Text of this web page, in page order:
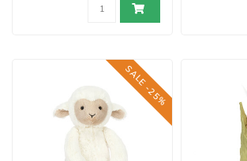
SALE -25%